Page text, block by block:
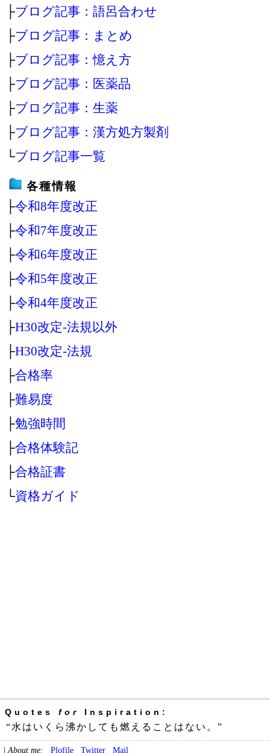
├ブログ記事：語呂合わせ
├ブログ記事：まとめ
├ブログ記事：憶え方
├ブログ記事：医薬品
├ブログ記事：生薬
├ブログ記事：漢方処方製剤
└ブログ記事一覧
各種情報
├令和8年度改正
├令和7年度改正
├令和6年度改正
├令和5年度改正
├令和4年度改正
├H30改定‐法規以外
├H30改定‐法規
├合格率
├難易度
├勉強時間
├合格体験記
├合格証書
└資格ガイド
Quotes for Inspiration:
“水はいくら沸かしても燃えることはない。”
| About me: Plofile Twitter Mail